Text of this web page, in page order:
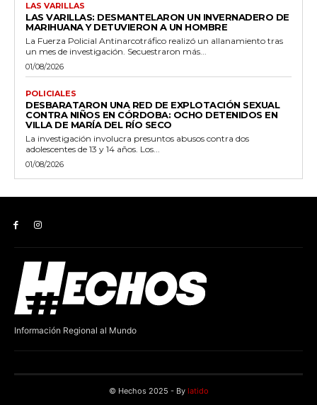
LAS VARILLAS
LAS VARILLAS: DESMANTELARON UN INVERNADERO DE
MARIHUANA Y DETUVIERON A UN HOMBRE
La Fuerza Policial Antinarcotráfico realizó un allanamiento tras
un mes de investigación. Secuestraron más...
01/08/2026
POLICIALES
DESBARATARON UNA RED DE EXPLOTACIÓN SEXUAL
CONTRA NIÑOS EN CÓRDOBA: OCHO DETENIDOS EN
VILLA DE MARÍA DEL RÍO SECO
La investigación involucra presuntos abusos contra dos
adolescentes de 13 y 14 años. Los...
01/08/2026
Información Regional al Mundo
© Hechos 2025 - By latido